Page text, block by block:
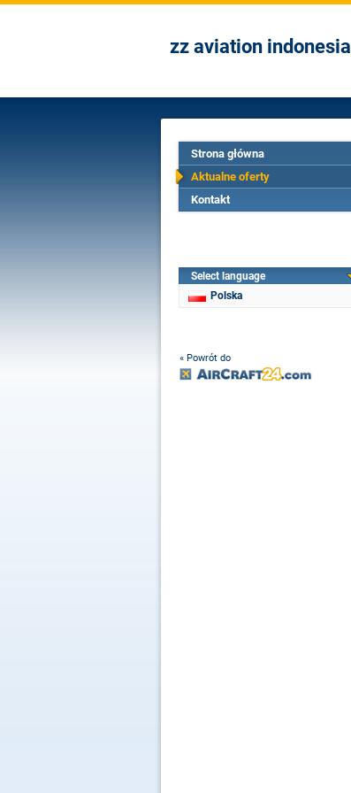
zz aviation indonesia
Strona główna
Aktualne oferty
Kontakt
Select language
Polska
« Powrót do